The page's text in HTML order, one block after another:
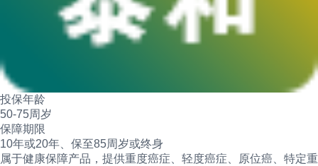
投保年龄
50-75周岁
保障期限
10年或20年、保至85周岁或终身
属于健康保障产品，提供重度癌症、轻度癌症、原位癌、特定重